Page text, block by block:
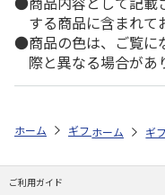
する商品に含まれて
商品の色は、ご覧に
際と異なる場合があ
ホーム ギフト通販 グ
ホーム ギ
ご利用ガイド